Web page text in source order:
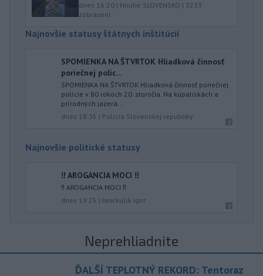
dnes 16:20 | Hnutie SLOVENSKO | 3233
zobrazení
Najnovšie statusy štátnych inštitúcií
SPOMIENKA NA ŠTVRTOK Hliadková činnosť
poriečnej políc...
SPOMIENKA NA ŠTVRTOK Hliadková činnosť poriečnej
polície v 80 rokoch 20. storočia. Na kúpaliskách a
prírodných jazerá...
dnes 18:35 | Polícia Slovenskej republiky
Najnovšie politické statusy
‼️ AROGANCIA MOCI ‼️
‼️ AROGANCIA MOCI ‼️
dnes 19:25 |Janckulík Igor
Neprehliadnite
ĎALŠÍ TEPLOTNÝ REKORD: Tentoraz